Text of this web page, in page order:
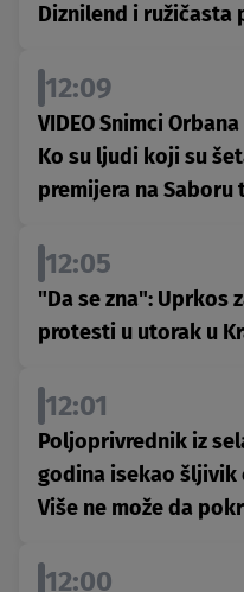
Diznilend i ružičasta
12:09
VIDEO Snimci
Ko su ljudi koji su
premijera na Saboru
12:05
"Da se zna": Uprkos
protesti u utorak u
12:01
Poljoprivrednik iz
godina isekao šljivik
Više ne može da
12:00